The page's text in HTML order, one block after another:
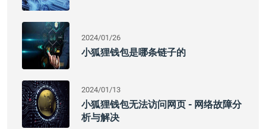
2024/01/26
小狐狸钱包是哪条链子的
2024/01/13
小狐狸钱包无法访问网页 - 网络故障分
析与解决